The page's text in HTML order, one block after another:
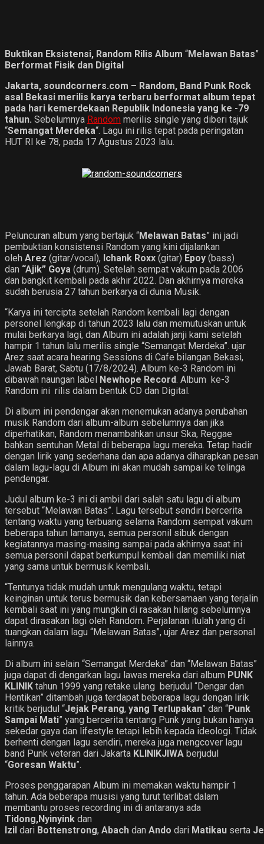
Buktikan Eksistensi, Random Rilis Album “Melawan Batas”
Berformat Fisik dan Digital
Jakarta, soundcorners.com – Random, Band Punk Rock
asal Bekasi merilis karya terbaru berformat album tepat
pada hari kemerdekaan Republik Indonesia yang ke -79
tahun. Sebelumnya Random merilis single yang diberi tajuk
“Semangat Merdeka“. Lagu ini rilis tepat pada peringatan
HUT RI ke 78, pada 17 Agustus 2023 lalu.
Peluncuran album yang bertajuk “Melawan Batas” ini jadi
pembuktian konsistensi Random yang kini dijalankan
oleh Arez (gitar/vocal), Ichank Roxx (gitar) Epoy (bass)
dan “Ajik” Goya (drum). Setelah sempat vakum pada 2006
dan bangkit kembali pada akhir 2022. Dan akhirnya mereka
sudah berusia 27 tahun berkarya di dunia Musik.
“Karya ini tercipta setelah Random kembali lagi dengan
personel lengkap di tahun 2023 lalu dan memutuskan untuk
mulai berkarya lagi, dan Album ini adalah janji kami setelah
hampir 1 tahun lalu merilis single “Semangat Merdeka”. ujar
Arez saat acara hearing Sessions di Cafe bilangan Bekasi,
Jawab Barat, Sabtu (17/8/2024). Album ke-3 Random ini
dibawah naungan label Newhope Record. Album ke-3
Random ini rilis dalam bentuk CD dan Digital.
Di album ini pendengar akan menemukan adanya perubahan
musik Random dari album-album sebelumnya dan jika
diperhatikan, Random menambahkan unsur Ska, Reggae
bahkan sentuhan Metal di beberapa lagu mereka. Tetap hadir
dengan lirik yang sederhana dan apa adanya diharapkan pesan
dalam lagu-lagu di Album ini akan mudah sampai ke telinga
pendengar.
Judul album ke-3 ini di ambil dari salah satu lagu di album
tersebut “Melawan Batas”. Lagu tersebut sendiri bercerita
tentang waktu yang terbuang selama Random sempat vakum
beberapa tahun lamanya, semua personil sibuk dengan
kegiatannya masing-masing sampai pada akhirnya saat ini
semua personil dapat berkumpul kembali dan memiliki niat
yang sama untuk bermusik kembali.
“Tentunya tidak mudah untuk mengulang waktu, tetapi
keinginan untuk terus bermusik dan kebersamaan yang terjalin
kembali saat ini yang mungkin di rasakan hilang sebelumnya
dapat dirasakan lagi oleh Random. Perjalanan itulah yang di
tuangkan dalam lagu “Melawan Batas”, ujar Arez dan personal
lainnya.
Di album ini selain “Semangat Merdeka” dan “Melawan Batas”
juga dapat di dengarkan lagu lawas mereka dari album PUNK
KLINIK tahun 1999 yang retake ulang berjudul “Dengar dan
Hentikan” ditambah juga terdapat beberapa lagu dengan lirik
kritik berjudul “Jejak Perang, yang Terlupakan” dan “Punk
Sampai Mati” yang bercerita tentang Punk yang bukan hanya
sekedar gaya dan lifestyle tetapi lebih kepada ideologi. Tidak
berhenti dengan lagu sendiri, mereka juga mengcover lagu
band Punk veteran dari Jakarta KLINIKJIWA berjudul
“Goresan Waktu”.
Proses penggarapan Album ini memakan waktu hampir 1
tahun. Ada beberapa musisi yang turut terlibat dalam
membantu proses recording ini di antaranya ada
Tidong,Nyinyink dan
Izil dari Bottenstrong, Abach dan Ando dari Matikau serta